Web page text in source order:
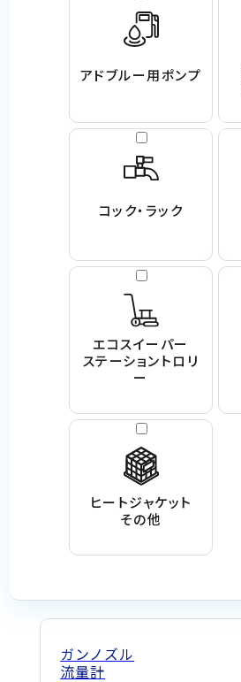
アドブルー用ポンプ
コック・ラック
エコスイーパー
ステーショントロリ
ー
ヒートジャケット
その他
ガンノズル
流量計